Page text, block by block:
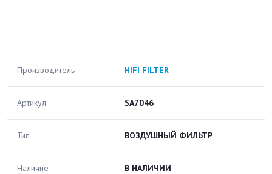
Производитель HIFI FILTER
Артикул SA7046
Тип ВОЗДУШНЫЙ ФИЛЬТР
Наличие В НАЛИЧИИ